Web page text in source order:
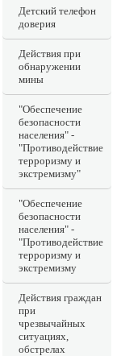
Детский телефон
доверия
Действия при
обнаружении
мины
"Обеспечение
безопасности
населения" -
"Противодействие
терроризму и
экстремизму"
"Обеспечение
безопасности
населения" -
"Противодействие
терроризму и
экстремизму
Действия граждан
при
чрезвычайных
ситуациях,
обстрелах